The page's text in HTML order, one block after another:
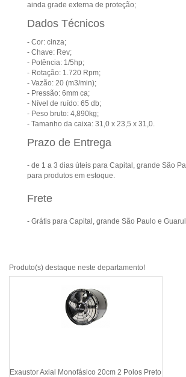
ainda grade externa de proteção;
Dados Técnicos
- Cor: cinza;
- Chave: Rev;
- Potência: 1/5hp;
- Rotação: 1.720 Rpm;
- Vazão: 20 (m3/min);
- Pressão: 6mm ca;
- Nível de ruído: 65 db;
- Peso bruto: 4,890kg;
- Tamanho da caixa: 31,0 x 23,5 x 31,0.
Prazo de Entrega
- de 1 a 3 dias úteis para Capital, grande São
para produtos em estoque.
Frete
- Grátis para Capital, grande São Paulo e
Produto(s) destaque neste departamento!
Exaustor Axial Monofásico 20cm 2 Polos Preto